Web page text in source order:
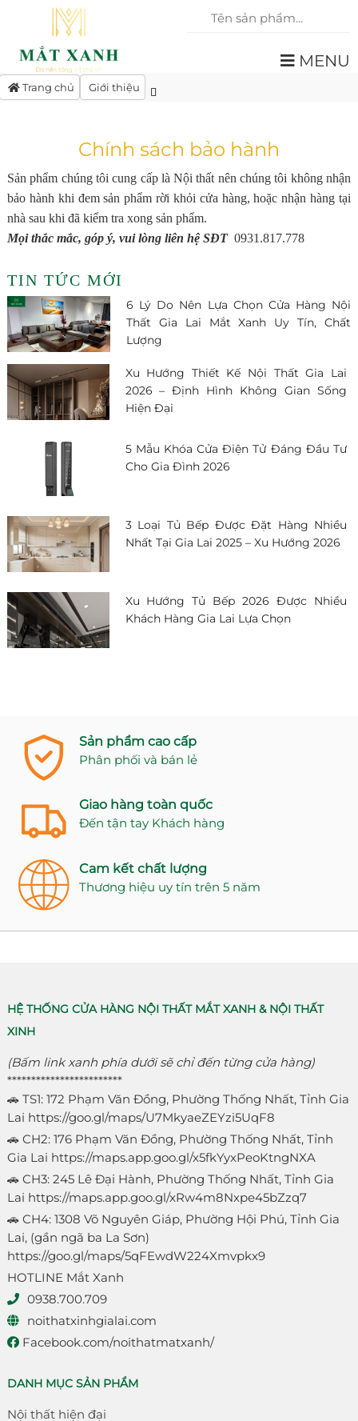
MENU
Trang chủ Giới thiệu
Chính sách bảo hành
Sản phẩm chúng tôi cung cấp là Nội thất nên chúng tôi không nhận
bảo hành khi đem sản phẩm rời khỏi cửa hàng, hoặc nhận hàng tại
nhà sau khi đã kiểm tra xong sản phẩm.
Mọi thắc mắc, góp ý, vui lòng liên hệ SĐT 0931.817.778
TIN TỨC MỚI
6 Lý Do Nên Lựa Chọn Cửa Hàng Nội
Thất Gia Lai Mắt Xanh Uy Tín, Chất
Lượng
Xu Hướng Thiết Kế Nội Thất Gia Lai
2026 – Định Hình Không Gian Sống
Hiện Đại
5 Mẫu Khóa Cửa Điện Tử Đáng Đầu Tư
Cho Gia Đình 2026
3 Loại Tủ Bếp Được Đặt Hàng Nhiều
Nhất Tại Gia Lai 2025 – Xu Hướng 2026
Xu Hướng Tủ Bếp 2026 Được Nhiều
Khách Hàng Gia Lai Lựa Chọn
Sản phẩm cao cấp
Phân phối và bán lẻ
Giao hàng toàn quốc
Đến tận tay Khách hàng
Cam kết chất lượng
Thương hiệu uy tín trên 5 năm
HỆ THỐNG CỬA HÀNG NỘI THẤT MẮT XANH & NỘI THẤT
XINH
(Bấm link xanh phía dưới sẽ chỉ đến từng cửa hàng)
************************
🚗 TS1: 172 Phạm Văn Đồng, Phường Thống Nhất, Tỉnh Gia
Lai https://goo.gl/maps/U7MkyaeZEYzi5UqF8
🚗 CH2: 176 Phạm Văn Đồng, Phường Thống Nhất, Tỉnh
Gia Lai https://maps.app.goo.gl/x5fkYyxPeoKtngNXA
🚗 CH3: 245 Lê Đại Hành, Phường Thống Nhất, Tỉnh Gia
Lai https://maps.app.goo.gl/xRw4m8Nxpe45bZzq7
🚗 CH4: 1308 Võ Nguyên Giáp, Phường Hội Phú, Tỉnh Gia
Lai, (gần ngã ba La Sơn)
https://goo.gl/maps/5qFEwdW224Xmvpkx9
HOTLINE Mắt Xanh
0938.700.709
noithatxinhgialai.com
Facebook.com/noithatmatxanh/
DANH MỤC SẢN PHẨM
Nội thất hiện đại